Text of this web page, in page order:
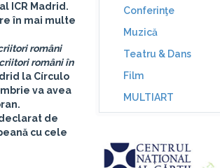
ICR Madrid.
în mai multe
români
români în
la Círculo
va avea
de
cu cele
Conferinţe
Muzică
Teatru & Dans
Film
MULTIART